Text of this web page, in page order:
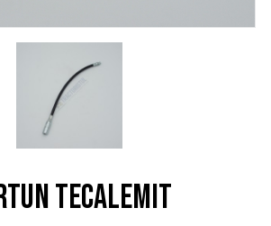
tecalemit